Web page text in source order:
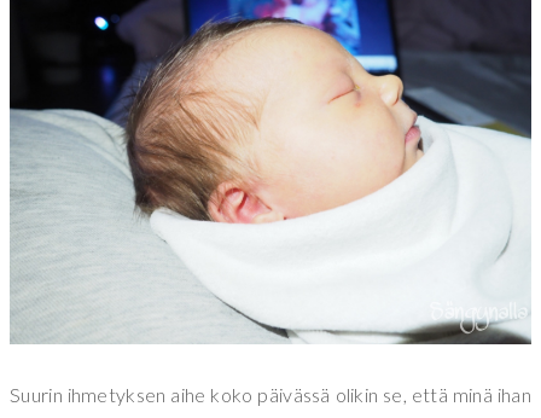
Suurin ihmetyksen aihe koko päivässä olikin se, että minä ihan